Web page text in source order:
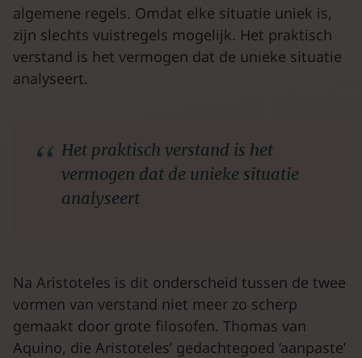
algemene regels. Omdat elke situatie uniek is,
zijn slechts vuistregels mogelijk. Het praktisch
verstand is het vermogen dat de unieke situatie
analyseert.
Het praktisch verstand is het
vermogen dat de unieke situatie
analyseert
Na Aristoteles is dit onderscheid tussen de twee
vormen van verstand niet meer zo scherp
gemaakt door grote filosofen. Thomas van
Aquino, die Aristoteles’ gedachtegoed ‘aanpaste’